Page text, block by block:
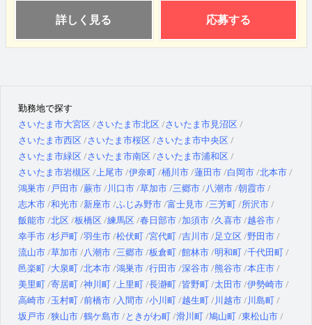
詳しく見る 応募する
勤務地で探す
さいたま市大宮区 さいたま市北区 さいたま市見沼区
さいたま市西区 さいたま市桜区 さいたま市中央区
さいたま市緑区 さいたま市南区 さいたま市浦和区
さいたま市岩槻区 上尾市 伊奈町 桶川市 蓮田市 白岡市 北本市
鴻巣市 戸田市 蕨市 川口市 草加市 三郷市 八潮市 朝霞市
志木市 和光市 新座市 ふじみ野市 富士見市 三芳町 所沢市
飯能市 北区 板橋区 練馬区 春日部市 加須市 久喜市 越谷市
幸手市 杉戸町 羽生市 松伏町 宮代町 吉川市 足立区 野田市
流山市 草加市 八潮市 三郷市 板倉町 館林市 明和町 千代田町
邑楽町 大泉町 北本市 鴻巣市 行田市 深谷市 熊谷市 本庄市
美里町 寄居町 神川町 上里町 長瀞町 皆野町 太田市 伊勢崎市
高崎市 玉村町 前橋市 入間市 小川町 越生町 川越市 川島町
坂戸市 狭山市 鶴ケ島市 ときがわ町 滑川町 鳩山町 東松山市